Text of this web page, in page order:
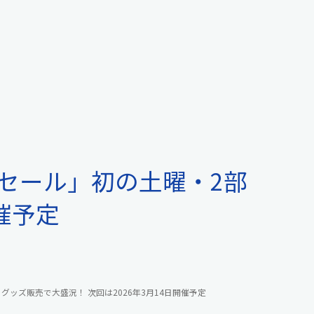
ール」初の土曜・2部
予定
ッズ販売で大盛況！ 次回は2026年3月14日開催予定